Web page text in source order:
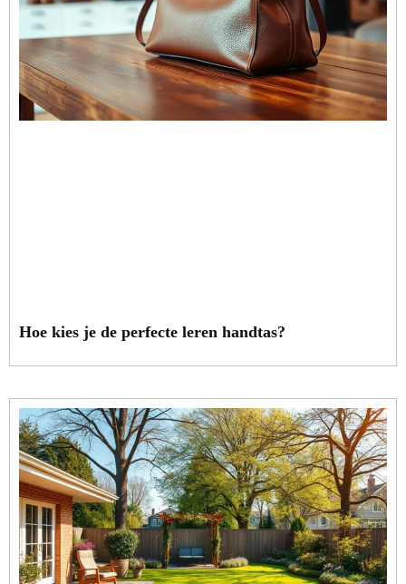
Hoe kies je de perfecte leren handtas?